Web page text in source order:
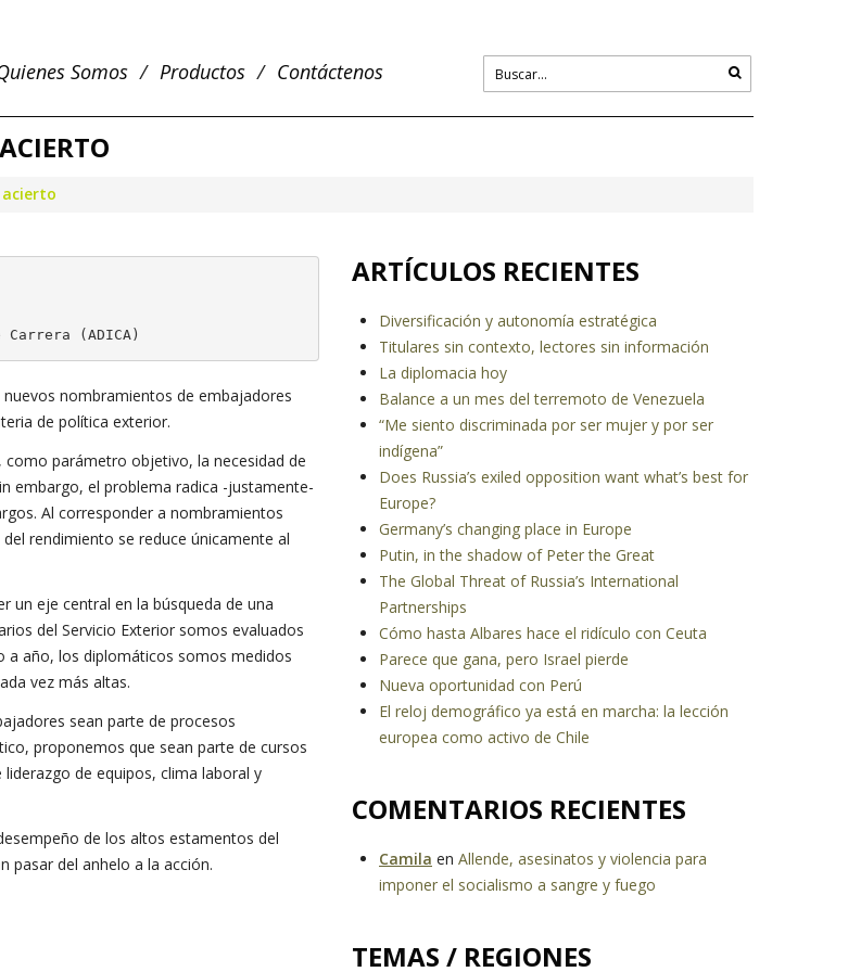
Somos Productos Contáctenos
acierto
(ADICA)
nombramientos de embajadores
de política exterior.
parámetro objetivo, la necesidad de
embargo, el problema radica -justamente-
Al corresponder a nombramientos
rendimiento se reduce únicamente al
un eje central en la búsqueda de una
del Servicio Exterior somos evaluados
a año, los diplomáticos somos medidos
vez más altas.
sean parte de procesos
proponemos que sean parte de cursos
de equipos, clima laboral y
de los altos estamentos del
pasar del anhelo a la acción.
ARTÍCULOS RECIENTES
Diversificación y autonomía estratégica
Titulares sin contexto, lectores sin información
La diplomacia hoy
Balance a un mes del terremoto de Venezuela
“Me siento discriminada por ser mujer y por ser
indígena”
Does Russia’s exiled opposition want what’s best for
Europe?
Germany’s changing place in Europe
Putin, in the shadow of Peter the Great
The Global Threat of Russia’s International
Partnerships
Cómo hasta Albares hace el ridículo con Ceuta
Parece que gana, pero Israel pierde
Nueva oportunidad con Perú
El reloj demográfico ya está en marcha: la lección
europea como activo de Chile
COMENTARIOS RECIENTES
Camila en Allende, asesinatos y violencia para
imponer el socialismo a sangre y fuego
TEMAS / REGIONES